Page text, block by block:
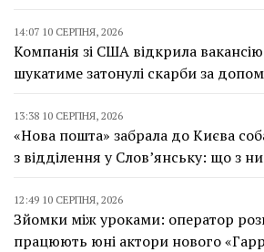
14:07 10 СЕРПНЯ, 2026
Компанія зі США відкрила
шукатиме затонулі скарби за
13:38 10 СЕРПНЯ, 2026
«Нова пошта» забрала до Києва
з відділення у Слов’янську: що з
12:49 10 СЕРПНЯ, 2026
Зйомки між уроками: оператор
працюють юні актори нового